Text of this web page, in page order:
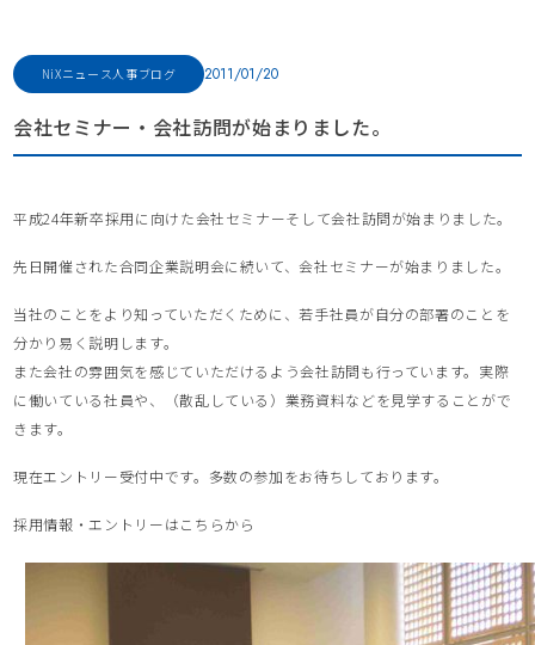
NiXニュース人事ブログ 2011/01/20
会社セミナー・会社訪問が始まりました。
平成24年新卒採用に向けた会社セミナーそして会社訪問が始まりました。
先日開催された合同企業説明会に続いて、会社セミナーが始まりました。
当社のことをより知っていただくために、若手社員が自分の部署のことを
分かり易く説明します。
また会社の雰囲気を感じていただけるよう会社訪問も行っています。実際
に働いている社員や、（散乱している）業務資料などを見学することがで
きます。
現在エントリー受付中です。多数の参加をお待ちしております。
採用情報・エントリーはこちらから